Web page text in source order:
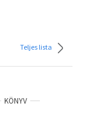
Teljes lista
KÖNYV